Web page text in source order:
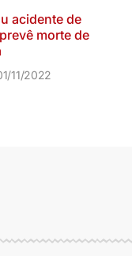
acidente de
morte de
11/2022